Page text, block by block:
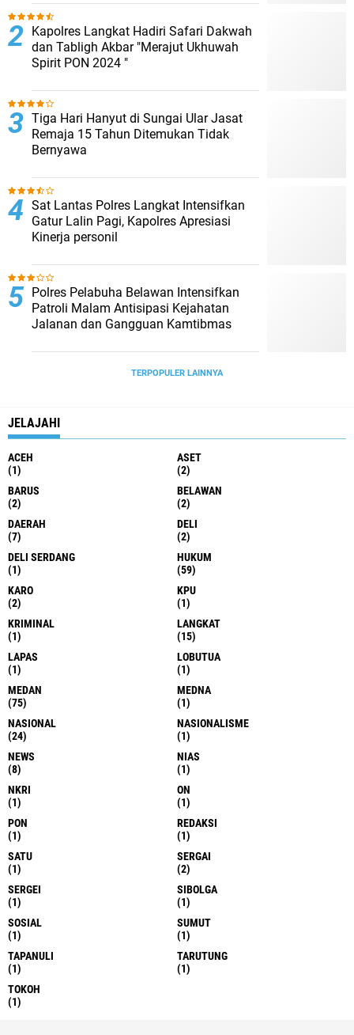
Kapolres Langkat Hadiri Safari Dakwah
dan Tabligh Akbar "Merajut Ukhuwah
Spirit PON 2024 "
Tiga Hari Hanyut di Sungai Ular Jasat
Remaja 15 Tahun Ditemukan Tidak
Bernyawa
Sat Lantas Polres Langkat Intensifkan
Gatur Lalin Pagi, Kapolres Apresiasi
Kinerja personil
Polres Pelabuha Belawan Intensifkan
Patroli Malam Antisipasi Kejahatan
Jalanan dan Gangguan Kamtibmas
TERPOPULER LAINNYA
JELAJAHI
ACEH
(1)
ASET
(2)
BARUS
(2)
BELAWAN
(2)
DAERAH
(7)
DELI
(2)
DELI SERDANG
(1)
HUKUM
(59)
KARO
(2)
KPU
(1)
KRIMINAL
(1)
LANGKAT
(15)
LAPAS
(1)
LOBUTUA
(1)
MEDAN
(75)
MEDNA
(1)
NASIONAL
(24)
NASIONALISME
(1)
NEWS
(8)
NIAS
(1)
NKRI
(1)
ON
(1)
PON
(1)
REDAKSI
(1)
SATU
(1)
SERGAI
(2)
SERGEI
(1)
SIBOLGA
(1)
SOSIAL
(1)
SUMUT
(1)
TAPANULI
(1)
TARUTUNG
(1)
TOKOH
(1)